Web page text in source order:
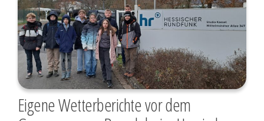
Eigene Wetterberichte vor dem